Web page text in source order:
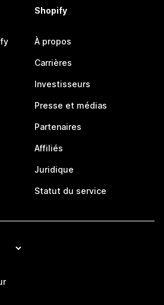
Shopify
À propos
Carrières
Investisseurs
Presse et médias
Partenaires
Affiliés
Juridique
Statut du service